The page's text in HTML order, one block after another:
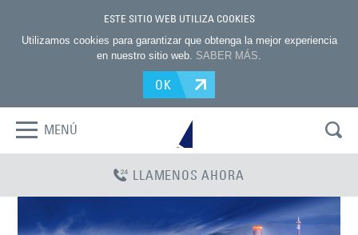
ESTE SITIO WEB UTILIZA COOKIES
Utilizamos cookies para garantizar que obtenga la mejor experiencia
en nuestro sitio web. SABER MÁS.
OK
MENÚ
LLAMENOS AHORA